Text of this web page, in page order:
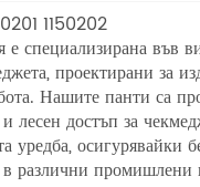
1150202
специализирана във
проектирани за
Нашите панти са
лесен достъп за
уредба, осигурявайки
различни промишлени